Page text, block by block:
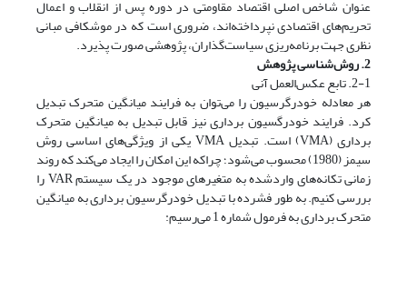
عنوان شاخص اصلی اقتصاد مقاومتی در دوره پس از انقلاب و اعمال
تحریم‌های اقتصادی نپرداخته‌اند، ضروری است که در موشکافی مبانی
نظری جهت برنامه‌ریزی سیاست‌گذاران، پژوهشی صورت پذیرد.
2. روش‌شناسی پژوهش
2-1. تابع عکس‌العمل آنی
هر معادله خودرگرسیون را می‌توان به فرایند میانگین متحرک تبدیل
کرد. فرایند خودرگسیون برداری نیز قابل تبدیل به میانگین متحرک
برداری (VMA) است. تبدیل VMA یکی از ویژگی‌های اساسی روش
سیمز (1980) محسوب می‌شود؛ چراکه این امکان را ایجاد می‌کند که روند
زمانی تکانه‌های واردشده به متغیرهای موجود در یک سیستم VAR را
بررسی کنیم. به طور فشرده با تبدیل خودرگرسیون برداری به میانگین
متحرک برداری به فرمول شماره 1 می‌رسیم: